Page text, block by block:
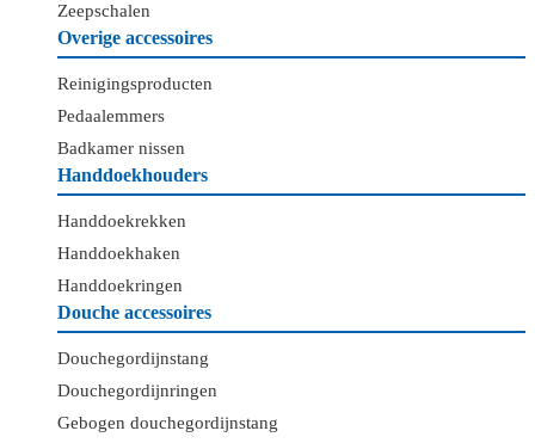
Zeepschalen
Overige accessoires
Reinigingsproducten
Pedaalemmers
Badkamer nissen
Handdoekhouders
Handdoekrekken
Handdoekhaken
Handdoekringen
Douche accessoires
Douchegordijnstang
Douchegordijnringen
Gebogen douchegordijnstang